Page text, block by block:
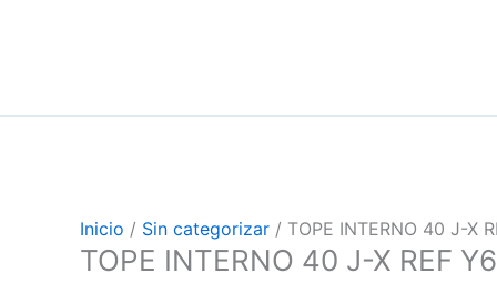
Inicio / Sin categorizar / TOPE INTERNO 40 J-X
TOPE INTERNO 40 J-X REF